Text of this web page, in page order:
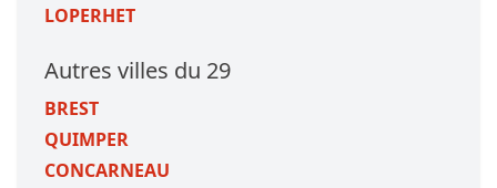
LOPERHET
Autres villes du 29
BREST
QUIMPER
CONCARNEAU